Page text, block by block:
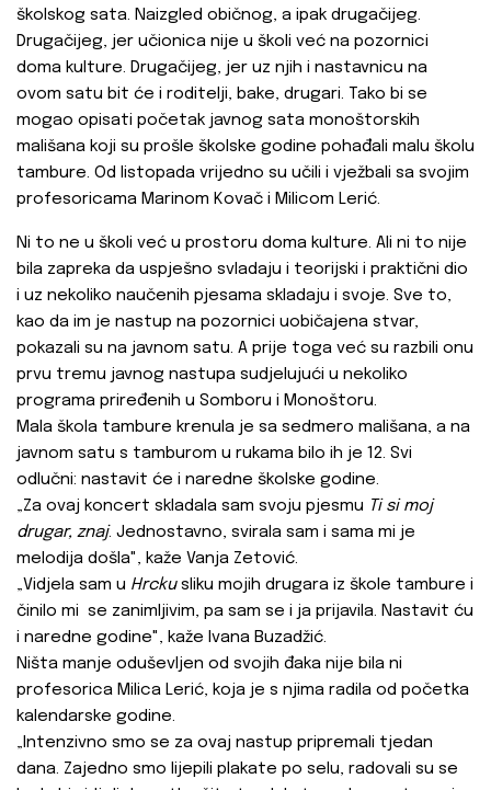
školskog sata. Naizgled običnog, a ipak drugačijeg.
Drugačijeg, jer učionica nije u školi već na pozornici
doma kulture. Drugačijeg, jer uz njih i nastavnicu na
ovom satu bit će i roditelji, bake, drugari. Tako bi se
mogao opisati početak javnog sata monoštorskih
mališana koji su prošle školske godine pohađali malu školu
tambure. Od listopada vrijedno su učili i vježbali sa svojim
profesoricama Marinom Kovač i Milicom Lerić.
Ni to ne u školi već u prostoru doma kulture. Ali ni to nije
bila zapreka da uspješno svladaju i teorijski i praktični dio
i uz nekoliko naučenih pjesama skladaju i svoje. Sve to,
kao da im je nastup na pozornici uobičajena stvar,
pokazali su na javnom satu. A prije toga već su razbili onu
prvu tremu javnog nastupa sudjelujući u nekoliko
programa priređenih u Somboru i Monoštoru.
Mala škola tambure krenula je sa sedmero mališana, a na
javnom satu s tamburom u rukama bilo ih je 12. Svi
odlučni: nastavit će i naredne školske godine.
„Za ovaj koncert skladala sam svoju pjesmu Ti si moj
drugar, znaj. Jednostavno, svirala sam i sama mi je
melodija došla", kaže Vanja Zetović.
„Vidjela sam u Hrckusliku mojih drugara iz škole tambure i
činilo mi se zanimljivim, pa sam se i ja prijavila. Nastavit ću
i naredne godine", kaže Ivana Buzadžić.
Ništa manje oduševljen od svojih đaka nije bila ni
profesorica Milica Lerić, koja je s njima radila od početka
kalendarske godine.
„Intenzivno smo se za ovaj nastup pripremali tjedan
dana. Zajedno smo lijepili plakate po selu, radovali su se